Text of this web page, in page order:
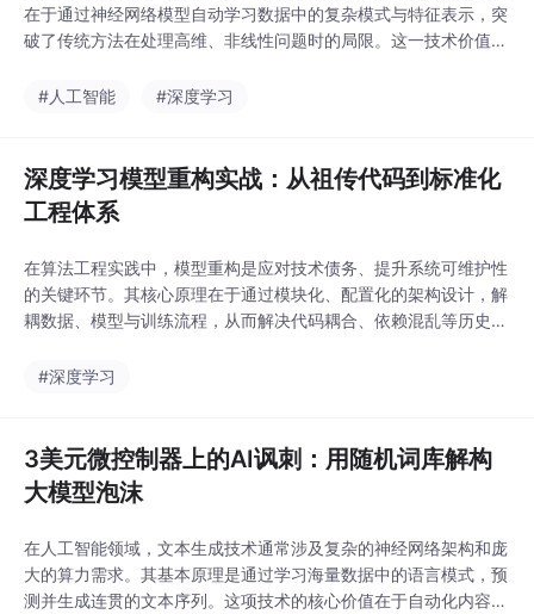
在于通过神经网络模型自动学习数据中的复杂模式与特征表示，突
破了传统方法在处理高维、非线性问题时的局限。这一技术价值在
测精度与效率。在工程实践中，这体现为构建从数据智能融合、物
#人工智能 #深度学习
深度学习模型重构实战：从祖传代码到标准化
工程体系
在算法工程实践中，模型重构是应对技术债务、提升系统可维护性
的关键环节。其核心原理在于通过模块化、配置化的架构设计，解
耦数据、模型与训练流程，从而解决代码耦合、依赖混乱等历史问
用性，还通过引入混合精度训练、模型轻量化等优化策略，显著改
#深度学习
3美元微控制器上的AI讽刺：用随机词库解构
大模型泡沫
在人工智能领域，文本生成技术通常涉及复杂的神经网络架构和庞
大的算力需求。其基本原理是通过学习海量数据中的语言模式，预
测并生成连贯的文本序列。这项技术的核心价值在于自动化内容创